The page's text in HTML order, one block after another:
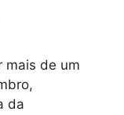
mais de um
da